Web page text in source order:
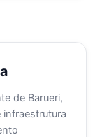
de Barueri,